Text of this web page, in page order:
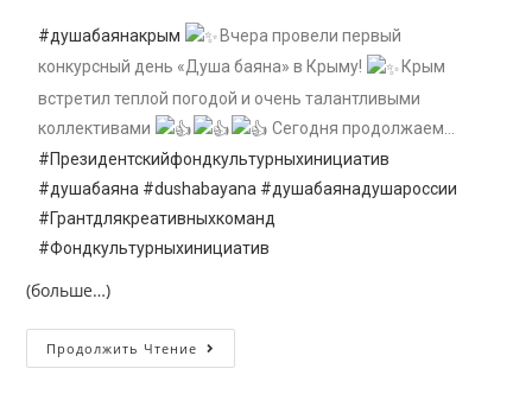
#душабаянакрым
Вчера провели первый
конкурсный день «Душа баяна» в Крыму!
Крым
встретил теплой погодой и очень талантливыми
коллективами
Сегодня продолжаем…
#Президентскийфондкультурныхинициатив
#душабаяна #dushabayana #душабаянадушароссии
#Грантдлякреативныхкоманд
#Фондкультурныхинициатив
(больше…)
Продолжить Чтение